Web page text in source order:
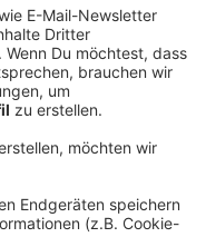
die Termine der
der Feierabend
haben, sind
heute
Grenzen
weiter
zu
will das EU-
entwickeln. Wir